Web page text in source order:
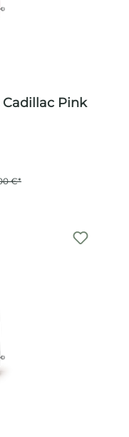
Cadillac Pink
€*